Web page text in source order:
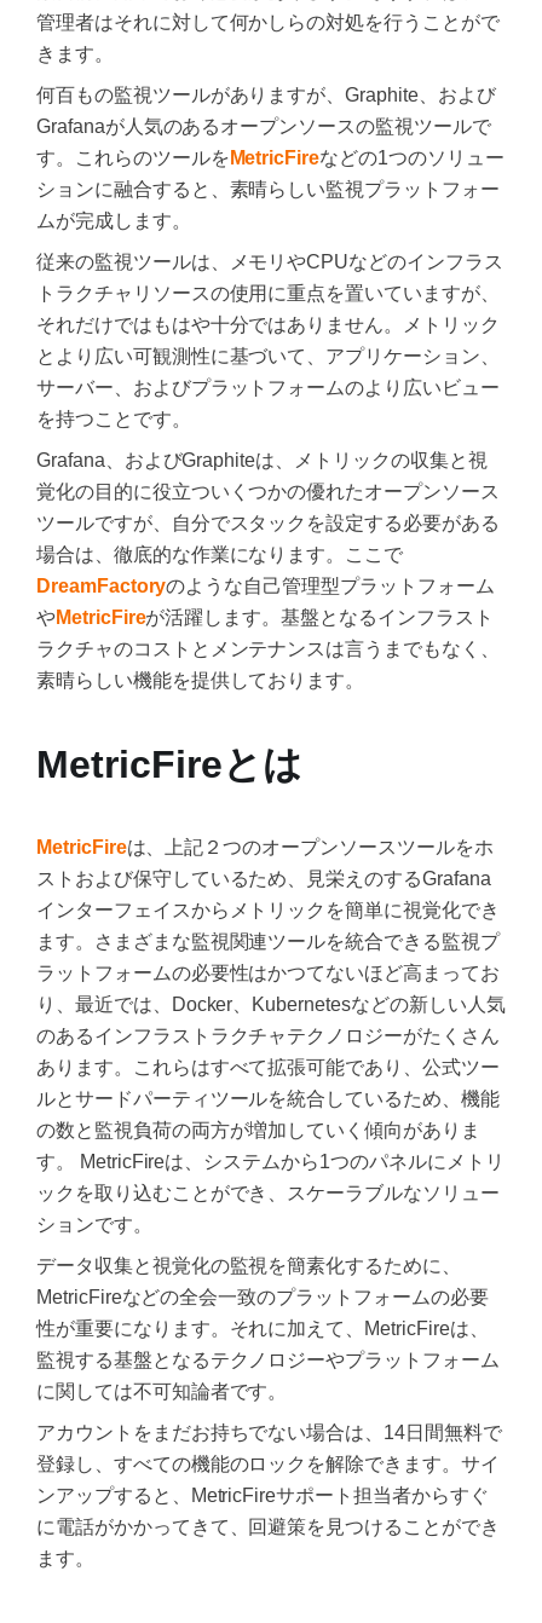
管理者はそれに対して何かしらの対処を行うことがで
きます。
何百もの監視ツールがありますが、Graphite、および
Grafanaが人気のあるオープンソースの監視ツールで
す。これらのツールを MetricFireなどの1つのソリュー
ションに融合すると、素晴らしい監視プラットフォー
ムが完成します。
従来の監視ツールは、メモリやCPUなどのインフラス
トラクチャリソースの使用に重点を置いていますが、
それだけではもはや十分ではありません。メトリック
とより広い可観測性に基づいて、アプリケーション、
サーバー、およびプラットフォームのより広いビュー
を持つことです。
Grafana、およびGraphiteは、メトリックの収集と視
覚化の目的に役立ついくつかの優れたオープンソース
ツールですが、自分でスタックを設定する必要がある
場合は、徹底的な作業になります。ここで
DreamFactoryのような自己管理型プラットフォーム
やMetricFireが活躍します。基盤となるインフラスト
ラクチャのコストとメンテナンスは言うまでもなく、
素晴らしい機能を提供しております。
MetricFireとは
MetricFireは、上記２つのオープンソースツールをホ
ストおよび保守しているため、見栄えのするGrafana
インターフェイスからメトリックを簡単に視覚化でき
ます。さまざまな監視関連ツールを統合できる監視プ
ラットフォームの必要性はかつてないほど高まってお
り、最近では、Docker、Kubernetesなどの新しい人気
のあるインフラストラクチャテクノロジーがたくさん
あります。これらはすべて拡張可能であり、公式ツー
ルとサードパーティツールを統合しているため、機能
の数と監視負荷の両方が増加していく傾向がありま
す。 MetricFireは、システムから1つのパネルにメトリ
ックを取り込むことができ、スケーラブルなソリュー
ションです。
データ収集と視覚化の監視を簡素化するために、
MetricFireなどの全会一致のプラットフォームの必要
性が重要になります。それに加えて、MetricFireは、
監視する基盤となるテクノロジーやプラットフォーム
に関しては不可知論者です。
アカウントをまだお持ちでない場合は、14日間無料で
登録し、すべての機能のロックを解除できます。サイ
ンアップすると、MetricFireサポート担当者からすぐ
に電話がかかってきて、回避策を見つけることができ
ます。